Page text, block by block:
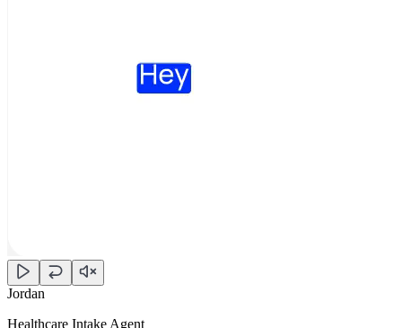
Jordan
Healthcare Intake Agent